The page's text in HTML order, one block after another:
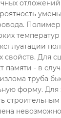
Полимер
свойств. Для
памяти - в
труба
форму. Для